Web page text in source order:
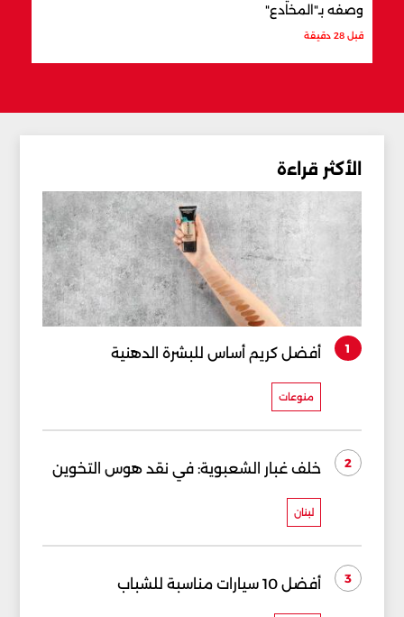
وصفه بـ"المخادع"
قبل 28 دقيقة
الأكثر قراءة
1 أفضل كريم أساس للبشرة الدهنية
منوعات
2 خلف غبار الشعبوية: في نقد هوس التخوين
لبنان
3 أفضل 10 سيارات مناسبة للشباب